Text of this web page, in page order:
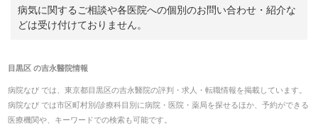
病気に関するご相談や各医院への個別のお問い合わせ・紹介な
どは受け付けておりません。
目黒区の吉永醫院情報
病院なび では、 東京都目黒区の吉永醫院の評判・求人・転職情報を掲載しています。
病院なび では市区町村別/診療科目別に病院・医院・薬局を探せるほか、予約ができる
医療機関や、キーワードでの検索も可能です。